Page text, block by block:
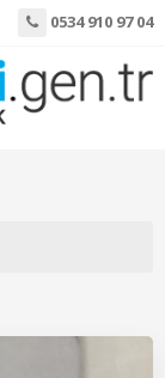
0534 910 97 04